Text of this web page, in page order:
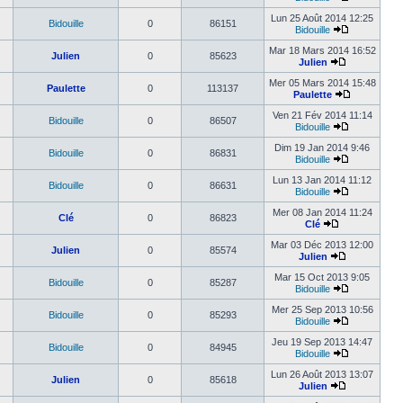
Bidouille 0 86151
Lun 25 Août 2014 12:25
Bidouille
Julien 0 85623
Mar 18 Mars 2014 16:52
Julien
Paulette 0 113137
Mer 05 Mars 2014 15:48
Paulette
Bidouille 0 86507
Ven 21 Fév 2014 11:14
Bidouille
Bidouille 0 86831
Dim 19 Jan 2014 9:46
Bidouille
Bidouille 0 86631
Lun 13 Jan 2014 11:12
Bidouille
Clé 0 86823
Mer 08 Jan 2014 11:24
Clé
Julien 0 85574
Mar 03 Déc 2013 12:00
Julien
Bidouille 0 85287
Mar 15 Oct 2013 9:05
Bidouille
Bidouille 0 85293
Mer 25 Sep 2013 10:56
Bidouille
Bidouille 0 84945
Jeu 19 Sep 2013 14:47
Bidouille
Julien 0 85618
Lun 26 Août 2013 13:07
Julien